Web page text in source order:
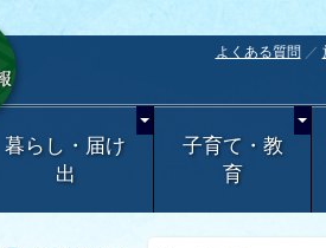
よくある質問
暮らし・届け
出
子育て・教
育